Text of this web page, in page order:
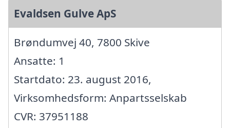
Evaldsen Gulve ApS
Brøndumvej 40, 7800 Skive
Ansatte: 1
Startdato: 23. august 2016,
Virksomhedsform: Anpartsselskab
CVR: 37951188